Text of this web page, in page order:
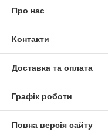
Про нас
Контакти
Доставка та оплата
Графік роботи
Повна версія сайту